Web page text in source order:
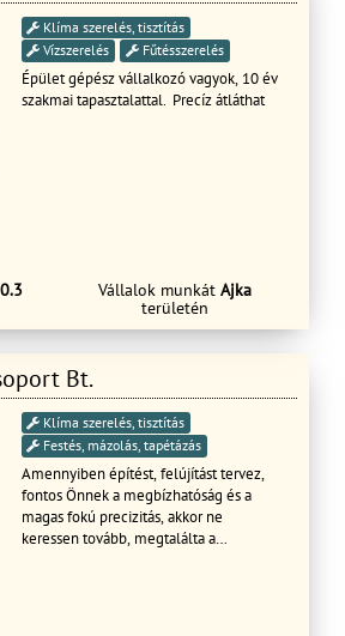
Klíma szerelés, tisztítás
Vízszerelés
Fűtésszerelés
Épület gépész vállalkozó vagyok, 10 év
szakmai tapasztalattal. Precíz átláthat
0.3 Vállalok munkát Ajka
területén
Bt.
Klíma szerelés, tisztítás
Festés, mázolás, tapétázás
Amennyiben építést, felújítást tervez,
fontos Önnek a megbízhatóság és a
magas fokú precizitás, akkor ne
keressen tovább, megtalálta a